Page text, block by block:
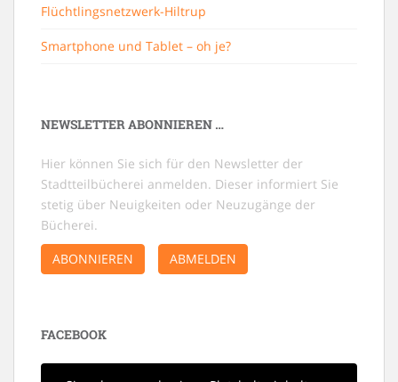
Flüchtlingsnetzwerk-Hiltrup
Smartphone und Tablet – oh je?
NEWSLETTER ABONNIEREN …
Hier können Sie sich für den Newsletter der
Stadtteilbücherei anmelden. Dieser informiert Sie
stetig über Neuigkeiten oder Neuzugänge der
Bücherei.
ABONNIEREN
ABMELDEN
FACEBOOK